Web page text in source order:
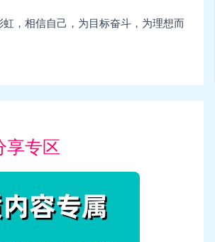
虹，相信自己，为目标奋斗，为理想而
享专区